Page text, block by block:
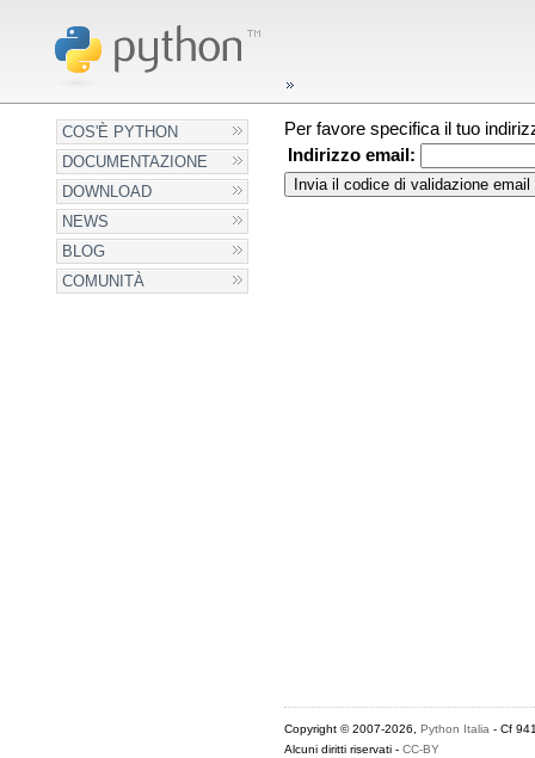
COS'È PYTHON
DOCUMENTAZIONE
DOWNLOAD
NEWS
BLOG
COMUNITÀ
Per favore specifica il tuo
Indirizzo email:
Copyright © 2007-2026, Python Italia - Cf
Alcuni diritti riservati - CC-BY